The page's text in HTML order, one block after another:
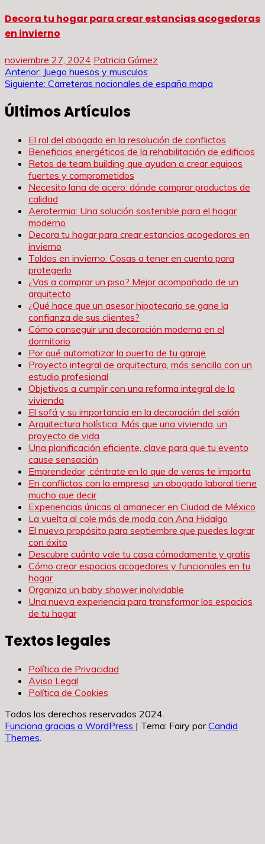
Decora tu hogar para crear estancias acogedoras
en invierno
noviembre 27, 2024 Patricia Gómez
Navegación
entradas
Anterior: Juego huesos y musculos
Siguiente: Carreteras nacionales de españa mapa
Últimos Artículos
El rol del abogado en la resolución de conflictos
Beneficios energéticos de la rehabilitación de edificios
Retos de team building que ayudan a crear equipos
fuertes y comprometidos
Necesito lana de acero: dónde comprar productos de
calidad
Aerotermia: Una solución sostenible para el hogar
moderno
Decora tu hogar para crear estancias acogedoras en
invierno
Toldos en invierno: Cosas a tener en cuenta para
protegerlo
¿Vas a comprar un piso? Mejor acompañado de un
arquitecto
¿Qué hace que un asesor hipotecario se gane la
confianza de sus clientes?
Cómo conseguir una decoración moderna en el
dormitorio
Por qué automatizar la puerta de tu garaje
Proyecto integral de arquitectura, más sencillo con un
estudio profesional
Objetivos a cumplir con una reforma integral de la
vivienda
El sofá y su importancia en la decoración del salón
Arquitectura holística: Más que una vivienda, un
proyecto de vida
Una planificación eficiente, clave para que tu evento
cause sensación
Emprendedor, céntrate en lo que de veras te importa
En conflictos con la empresa, un abogado laboral tiene
mucho que decir
Experiencias únicas al amanecer en Ciudad de México
La vuelta al cole más de moda con Ana Hidalgo
El nuevo propósito para septiembre que puedes lograr
con éxito
Descubre cuánto vale tu casa cómodamente y gratis
Cómo crear espacios acogedores y funcionales en tu
hogar
Organiza un baby shower inolvidable
Una nueva experiencia para transformar los espacios
de tu hogar
Textos legales
Política de Privacidad
Aviso Legal
Política de Cookies
Todos los derechos reservados 2024.
Funciona gracias a WordPress | Tema: Fairy porCandid
Themes.